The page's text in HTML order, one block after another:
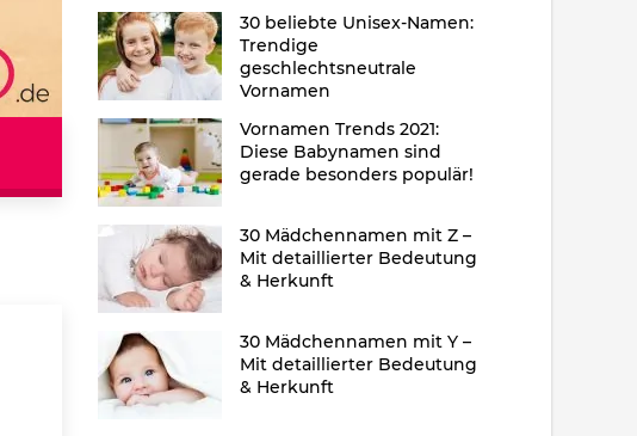
30 beliebte Unisex-Namen:
Trendige
geschlechtsneutrale
Vornamen
Vornamen Trends 2021:
Diese Babynamen sind
gerade besonders populär!
30 Mädchennamen mit Z –
Mit detaillierter Bedeutung
& Herkunft
30 Mädchennamen mit Y –
Mit detaillierter Bedeutung
& Herkunft